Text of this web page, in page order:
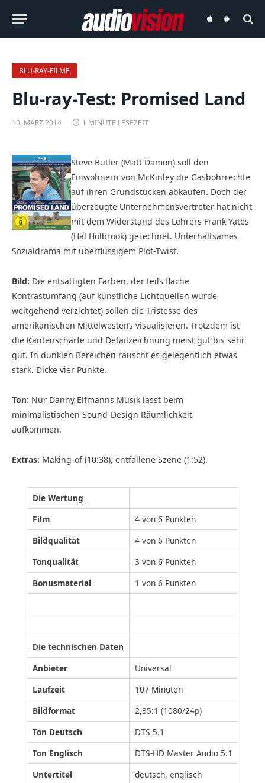
audiovisionaudiovision
BLU-RAY-FILME
Blu-ray-Test: Promised Land
10. MÄRZ 2014 1 MINUTE LESEZEIT
Steve Butler (Matt Damon) soll den
Einwohnern von McKinley die Gasbohrrechte
auf ihren Grundstücken abkaufen. Doch der
überzeugte Unternehmensvertreter hat nicht
mit dem Widerstand des Lehrers Frank Yates
(Hal Holbrook) gerechnet. Unterhaltsames
Sozialdrama mit überflüssigem Plot-Twist.
Bild: Die entsättigten Farben, der teils flache
Kontrastumfang (auf künstliche Lichtquellen wurde
weitgehend verzichtet) sollen die Tristesse des
amerikanischen Mittel­westens visualisieren. Trotzdem ist
die Kantenschärfe und Detailzeichnung meist gut bis sehr
gut. In dunklen Bereichen rauscht es gelegentlich etwas
stark. Dicke vier Punkte.
Ton: Nur Danny Elfmanns Musik lässt beim
minimalistischen Sound-Design Räumlichkeit
aufkommen.
Extras: Making-of (10:38), entfallene Szene (1:52).
Die Wertung
Film
4 von 6 Punkten
Bildqualität
4 von 6 Punkten
Tonqualität
3 von 6 Punkten
Bonusmaterial
1 von 6 Punkten
Die technischen Daten
Anbieter
Universal
Laufzeit
107 Minuten
Bildformat
2,35:1 (1080/24p)
Ton Deutsch
DTS 5.1
Ton Englisch
DTS-HD Master Audio 5.1
Untertitel
deutsch, englisch